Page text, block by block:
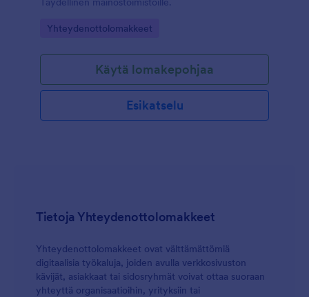
Go to Category:
Yhteydenottolomakkeet
Käytä lomakepohjaa
Esikatselu
Tietoja Yhteydenottolomakkeet
Yhteydenottolomakkeet ovat välttämättömiä
digitaalisia työkaluja, joiden avulla verkkosivuston
kävijät, asiakkaat tai sidosryhmät voivat ottaa suoraan
yhteyttä organisaatioihin, yrityksiin tai